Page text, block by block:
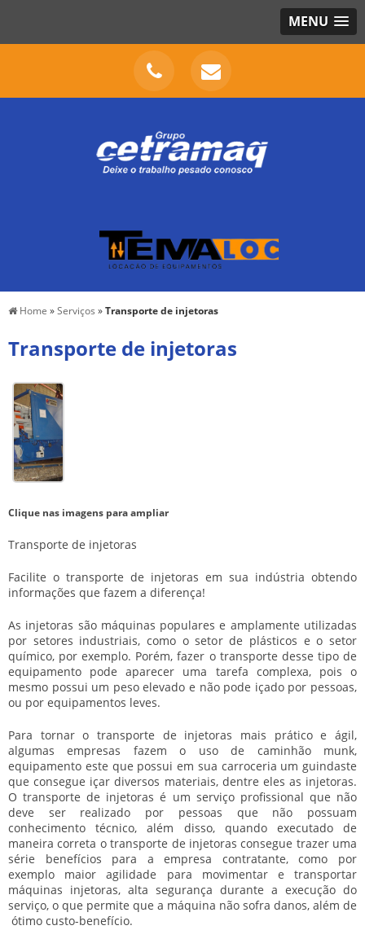
MENU
Home »Serviços »Transporte de injetoras
Transporte de injetoras
Clique nas imagens para ampliar
Transporte de injetoras
Facilite o transporte de injetoras em sua indústria obtendo
informações que fazem a diferença!
As injetoras são máquinas populares e amplamente utilizadas
por setores industriais, como o setor de plásticos e o setor
químico, por exemplo. Porém, fazer o transporte desse tipo de
equipamento pode aparecer uma tarefa complexa, pois o
mesmo possui um peso elevado e não pode içado por pessoas,
ou por equipamentos leves.
Para tornar o transporte de injetoras mais prático e ágil,
algumas empresas fazem o uso de caminhão munk,
equipamento este que possui em sua carroceria um guindaste
que consegue içar diversos materiais, dentre eles as injetoras.
Otransporte de injetoras é um serviço profissional que não
deve ser realizado por pessoas que não possuam
conhecimento técnico, além disso, quando executado de
maneira correta otransporte de injetoras consegue trazer uma
série benefícios para a empresa contratante, como por
exemplo maior agilidade para movimentar e transportar
máquinas injetoras, alta segurança durante a execução do
serviço, o que permite que a máquina não sofra danos, além de
ótimo custo-benefício.